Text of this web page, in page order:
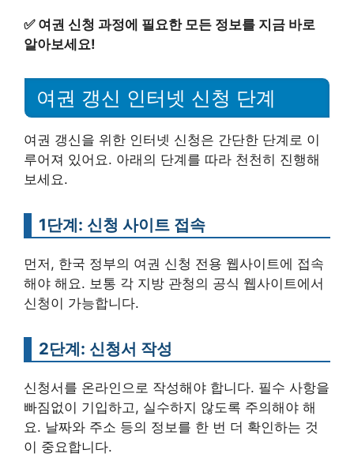
✅ 여권 신청 과정에 필요한 모든 정보를 지금 바로
알아보세요!
여권 갱신 인터넷 신청 단계
여권 갱신을 위한 인터넷 신청은 간단한 단계로 이
루어져 있어요. 아래의 단계를 따라 천천히 진행해
보세요.
1단계: 신청 사이트 접속
먼저, 한국 정부의 여권 신청 전용 웹사이트에 접속
해야 해요. 보통 각 지방 관청의 공식 웹사이트에서
신청이 가능합니다.
2단계: 신청서 작성
신청서를 온라인으로 작성해야 합니다. 필수 사항을
빠짐없이 기입하고, 실수하지 않도록 주의해야 해
요. 날짜와 주소 등의 정보를 한 번 더 확인하는 것
이 중요합니다.